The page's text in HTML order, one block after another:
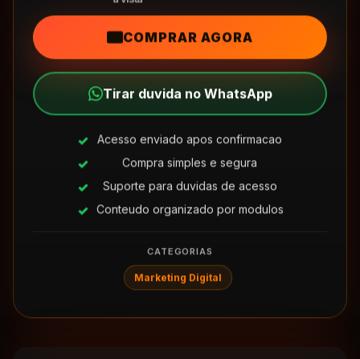
COMPRAR AGORA
Tirar duvida no WhatsApp
Acesso enviado apos confirmacao
Compra simples e segura
Suporte para duvidas de acesso
Conteudo organizado por modulos
CATEGORIAS
Marketing Digital